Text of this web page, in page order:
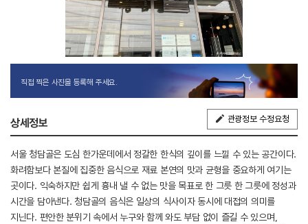
직접 찍은 사진을 등록해 주세요.
상세정보 관광정보 수정요청
서울 청담골은 도심 한가운데에서 정갈한 한식의 깊이를 느낄 수 있는 공간이다.
화려함보다 본질에 집중한 음식으로 재료 본연의 맛과 균형을 중요하게 여기는
곳이다. 익숙하지만 쉽게 흉내 낼 수 없는 맛을 목표로 한 그릇 한 그릇에 정성과
시간을 담아낸다. 청담골의 음식은 일상의 식사이자 동시에 대접의 의미를
지닌다. 편안한 분위기 속에서 누구와 함께 와도 부담 없이 즐길 수 있으며,